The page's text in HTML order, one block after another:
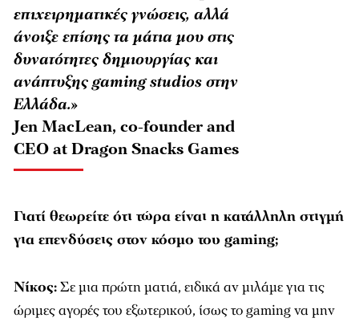
επιχειρηματικές γνώσεις, αλλά
άνοιξε επίσης τα μάτια μου στις
δυνατότητες δημιουργίας και
ανάπτυξης gaming studios στην
Ελλάδα.»
Jen MacLean, co-founder and
CEO at Dragon Snacks Games
Γιατί θεωρείτε ότι τώρα είναι η κατάλληλη στιγμή
για επενδύσεις στον κόσμο του gaming;
Νίκος:Σε μια πρώτη ματιά, ειδικά αν μιλάμε για τις
ώριμες αγορές του εξωτερικού, ίσως το gaming να μην